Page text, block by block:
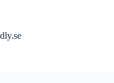
dly.se